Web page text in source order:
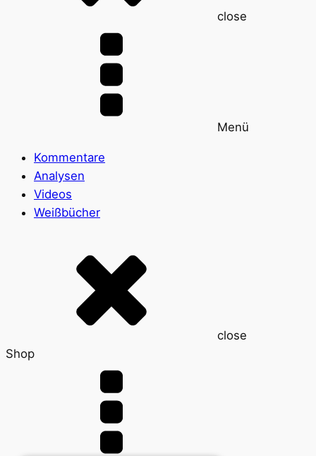
close
Menü
Kommentare
Analysen
Videos
Weißbücher
close
Shop